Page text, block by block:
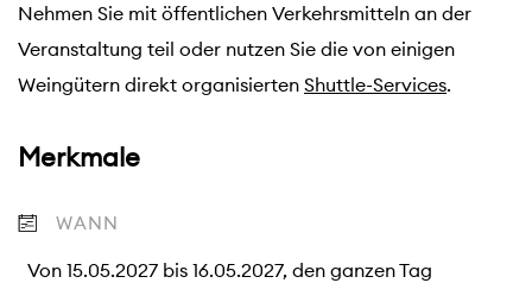
Nehmen Sie mit öffentlichen Verkehrsmitteln an der
Veranstaltung teil oder nutzen Sie die von einigen
Weingütern direkt organisierten Shuttle-Services.
Merkmale
WANN
Von 15.05.2027 bis 16.05.2027, den ganzen Tag